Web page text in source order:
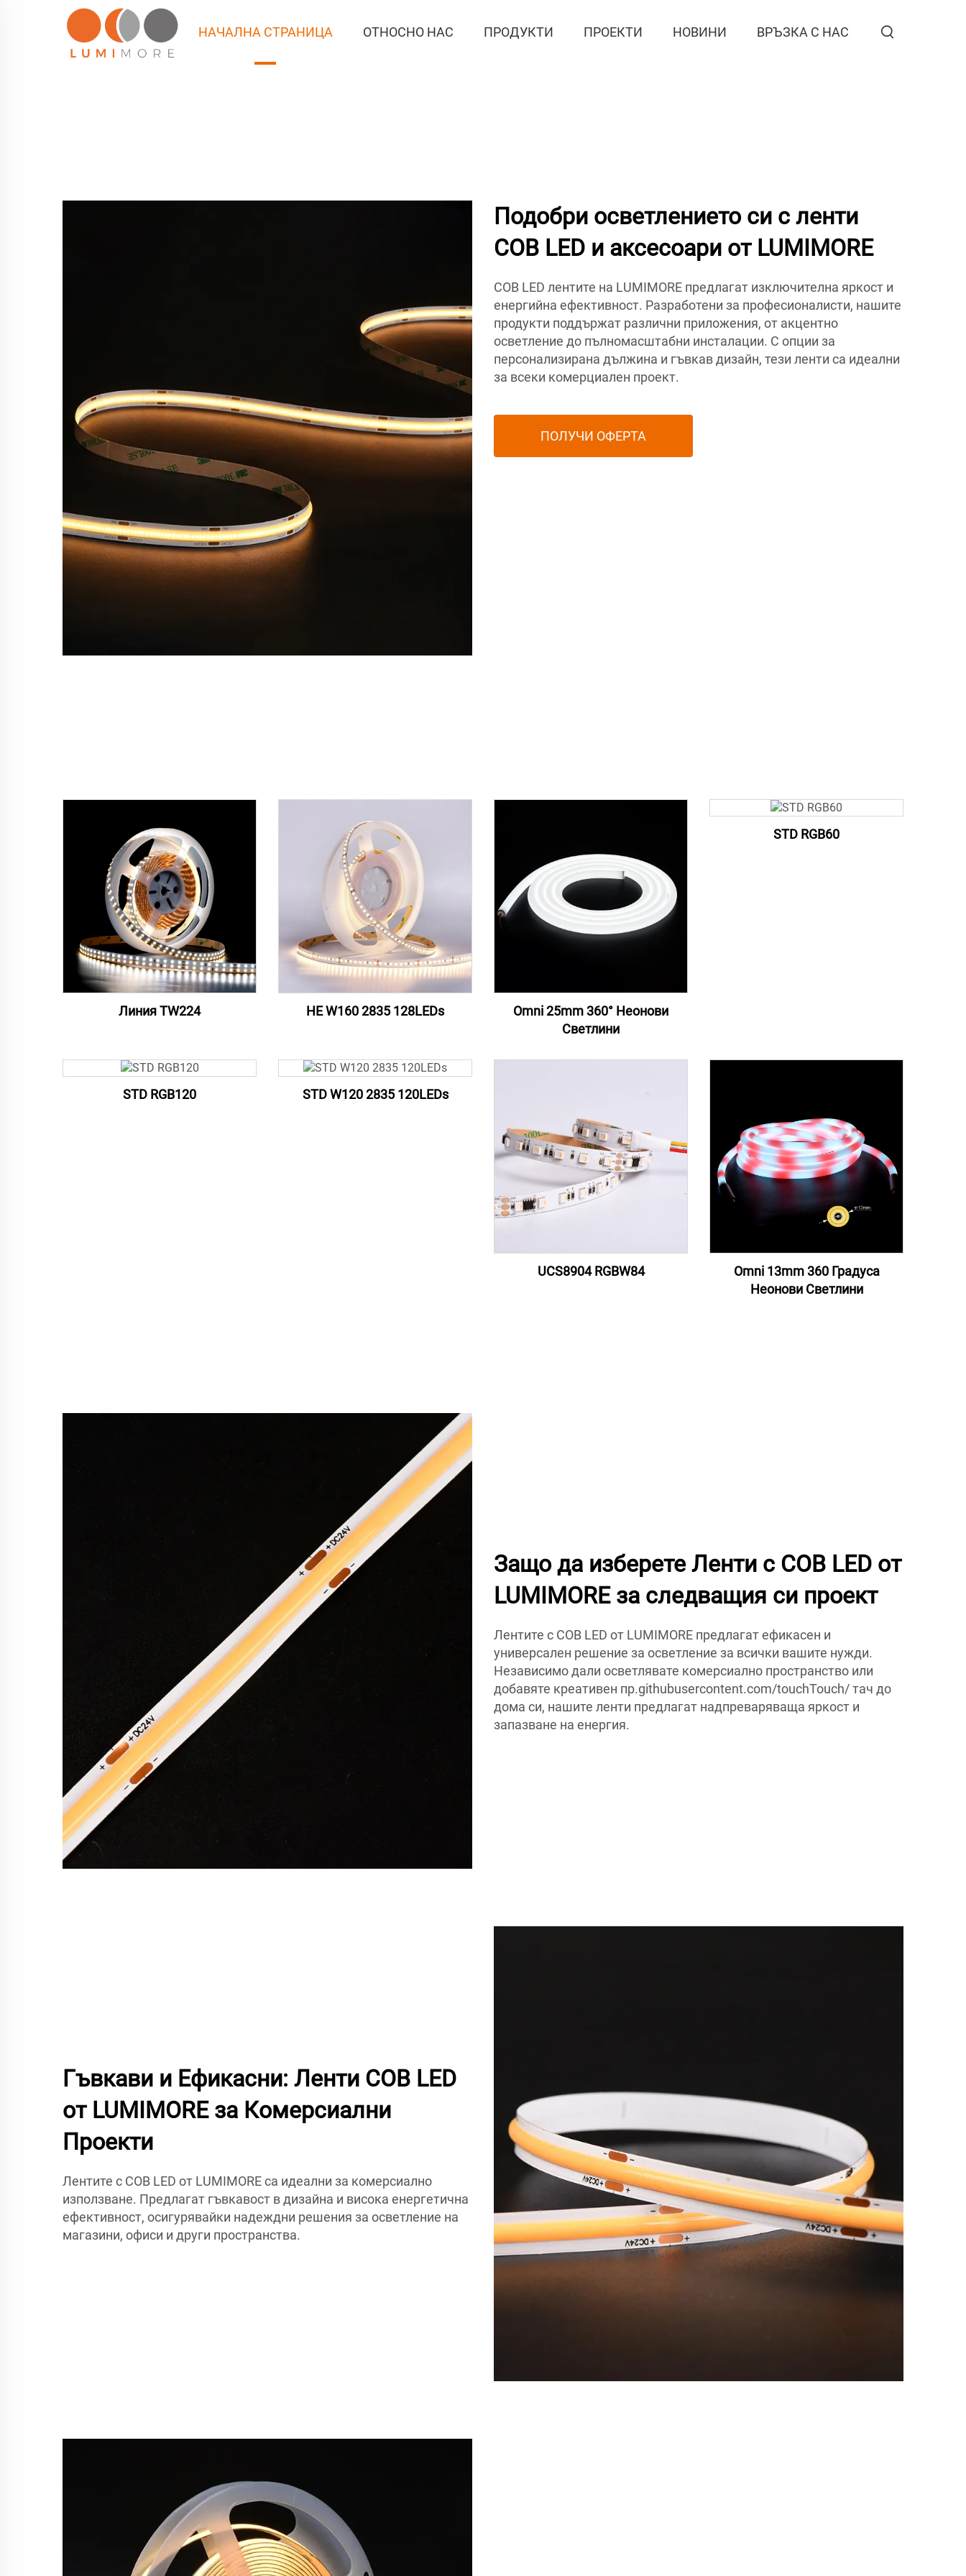
НАЧАЛНА СТРАНИЦА ОТНОСНО НАС ПРОДУКТИ ПРОЕКТИ НОВИНИ ВРЪЗКА С НАС
Подобри осветлението си с ленти
COB LED и аксесоари от LUMIMORE
COB LED лентите на LUMIMORE предлагат изключителна яркост и
енергийна ефективност. Разработени за професионалисти, нашите
продукти поддържат различни приложения, от акцентно
осветление до пълномасштабни инсталации. С опции за
персонализирана дължина и гъвкав дизайн, тези ленти са идеални
за всеки комерциален проект.
ПОЛУЧИ ОФЕРТА
Линия TW224 HE W160 2835 128LEDs
Omni 25mm 360° Неонови
Светлини
STD RGB60
STD RGB120 STD W120 2835 120LEDs
UCS8904 RGBW84
Omni 13mm 360 Градуса
Неонови Светлини
Защо да изберете Ленти с COB LED от
LUMIMORE за следващия си проект
Лентите с COB LED от LUMIMORE предлагат ефикасен и
универсален решение за осветление за всички вашите нужди.
Независимо дали осветлявате комерсиално пространство или
добавяте креативен пр.githubusercontent.com/touchTouch/ тач до
дома си, нашите ленти предлагат надпреваряваща яркост и
запазване на енергия.
Гъвкави и Ефикасни: Ленти COB LED
от LUMIMORE за Комерсиални
Проекти
Лентите с COB LED от LUMIMORE са идеални за комерсиално
използване. Предлагат гъвкавост в дизайна и висока енергетична
ефективност, осигурявайки надеждни решения за осветление на
магазини, офиси и други пространства.